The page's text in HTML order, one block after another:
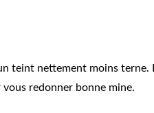
teint nettement moins terne.
redonner bonne mine.